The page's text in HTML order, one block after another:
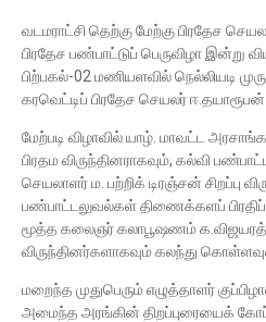
வடமராட்சி தெற்கு மேற்கு பிரதேச
பிரதேச பண்பாட்டுப் பெருவிழா இன்று
பிற்பகல்-02 மணியளவில் நெல்லியடி
கரவெட்டிப் பிரதேச செயலர்
மேற்படி விழாவில் யாழ். மாவட்ட
பிரதம விருந்தினராகவும், கல்வி
செயலாளர் ம. பற்றிக் டிரஞ்சன் சிறப்பு
பண்பாட்டலுவல்கள் திணைக்களப் பிரதிப்
மூத்த கலைஞர் கலாபூஷணம்
விருந்தினர்களாகவும் கலந்து
மறைந்த முதுபெரும் எழுத்தாளர்
அமைந்த அரங்கின் திறப்புரையைக்